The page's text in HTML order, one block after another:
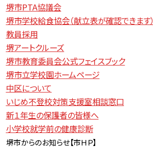
堺市PTA協議会
堺市学校給食協会（献立表が確認できます）
教員採用
堺アートクルーズ
堺市教育委員会公式フェイスブック
堺市立学校園ホームページ
中区について
いじめ不登校対策支援室相談窓口
新１年生の保護者の皆様へ
小学校就学前の健康診断
堺市からのお知らせ【市ＨＰ】